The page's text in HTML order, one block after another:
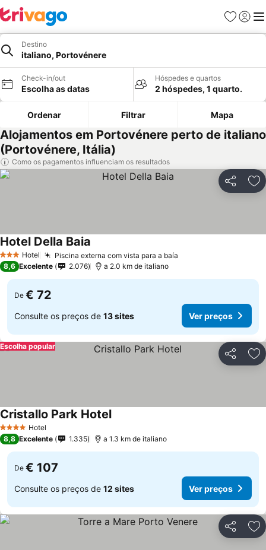
Favoritos
Iniciar
Destino
italiano, Portovénere
Check-in/out
Escolha as datas
Hóspedes e quartos
2 hóspedes, 1 quarto.
Ordenar Filtrar Mapa
Alojamentos em Portovénere perto de italiano
(Portovénere, Itália)
Como os pagamentos influenciam os resultados
Partilhar
3 EstrelasHotel Piscina externa com vista para a baía
Hotel Della Baia
8,6 Excelente 2.076 a 2.0 km de italiano
De € 72
Consulte os preços de 13 sites Ver preços
Partilhar
Escolha popular
4 EstrelasHotel
Cristallo Park HotelVer preços
8,8 Excelente 1.335 a 1.3 km de italiano
De € 107
Consulte os preços de 12 sites Ver preços
Partilhar